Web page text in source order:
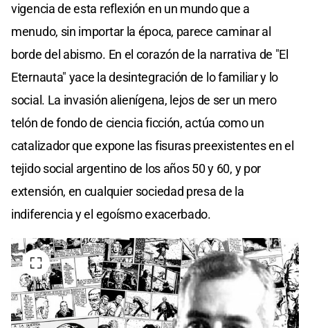
vigencia de esta reflexión en un mundo que a
menudo, sin importar la época, parece caminar al
borde del abismo. En el corazón de la narrativa de "El
Eternauta" yace la desintegración de lo familiar y lo
social. La invasión alienígena, lejos de ser un mero
telón de fondo de ciencia ficción, actúa como un
catalizador que expone las fisuras preexistentes en el
tejido social argentino de los años 50 y 60, y por
extensión, en cualquier sociedad presa de la
indiferencia y el egoísmo exacerbado.